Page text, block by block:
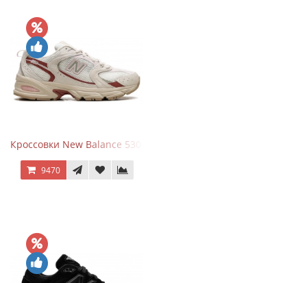
Кроссовки New Balance 530 Festival Pack Clay
9470